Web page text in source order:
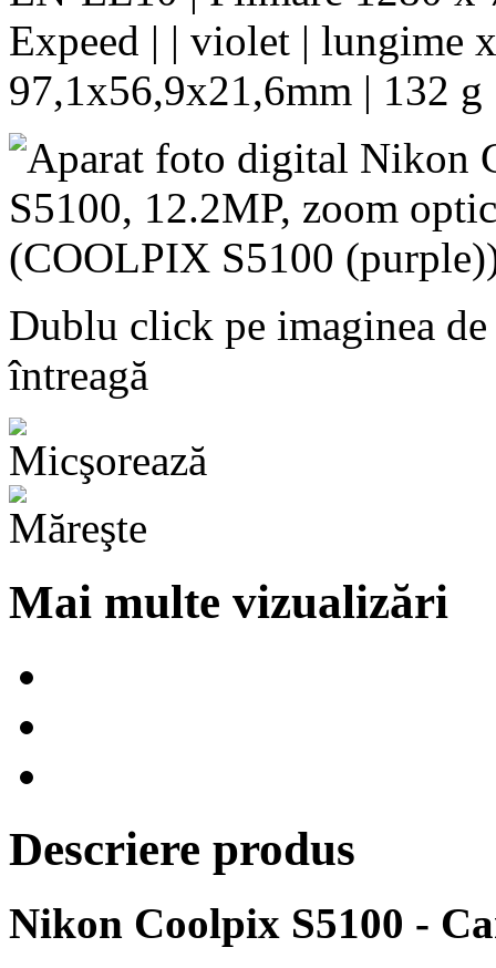
Expeed | | violet | lungime
97,1x56,9x21,6mm | 132
Dublu click pe imaginea de
întreagă
Mai multe vizualizări
Descriere produs
Nikon Coolpix S5100 -